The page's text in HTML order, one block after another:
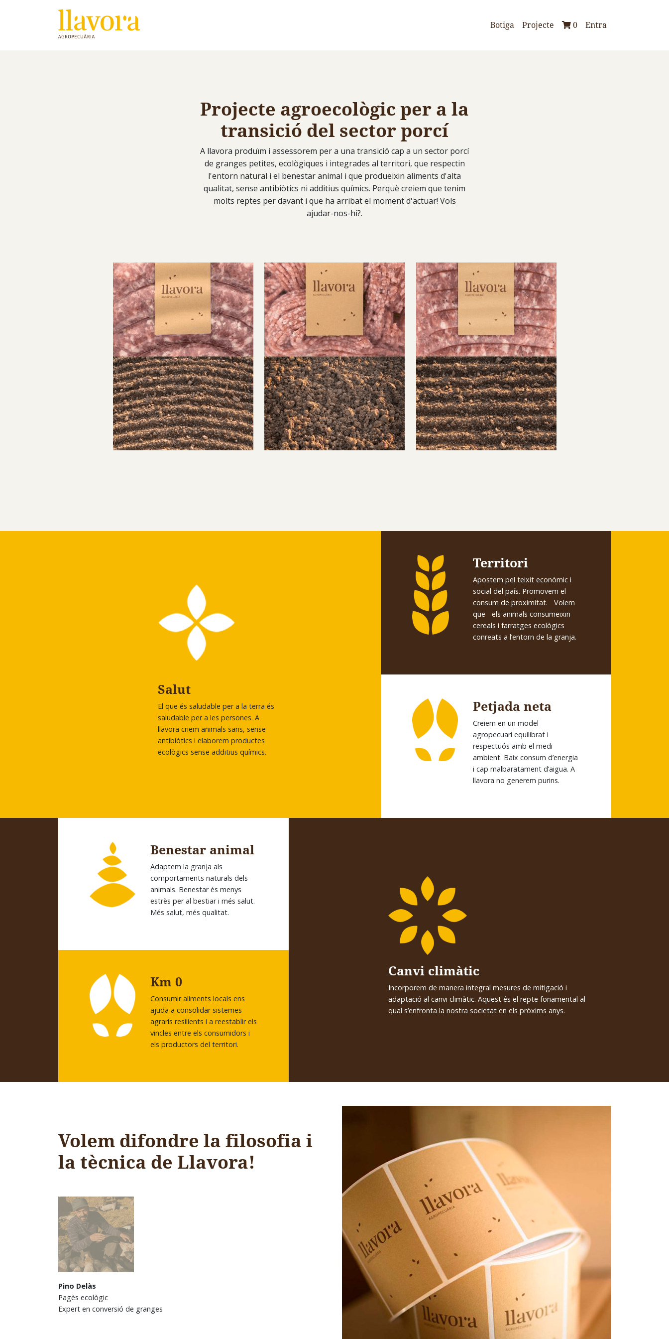
Botiga Projecte 0 Entra
Projecte agroecològic per a la
transició del sector porcí
A llavora produïm i assessorem per a una transició cap a un sector porcí
de granges petites, ecològiques i integrades al territori, que respectin
l'entorn natural i el benestar animal i que produeixin aliments d'alta
qualitat, sense antibiòtics ni additius químics. Perquè creiem que tenim
molts reptes per davant i que ha arribat el moment d'actuar! Vols
ajudar-nos-hi?.
Salut
El que és saludable per a la terra és
saludable per a les persones. A
llavora criem animals sans, sense
antibiòtics i elaborem productes
ecològics sense additius químics.
Territori
Apostem pel teixit econòmic i
social del país. Promovem el
consum de proximitat. Volem
que els animals consumeixin
cereals i farratges ecològics
conreats a l’entorn de la granja.
Petjada neta
Creiem en un model
agropecuari equilibrat i
respectuós amb el medi
ambient. Baix consum d’energia
i cap malbaratament d’aigua. A
llavora no generem purins.
Benestar animal
Adaptem la granja als
comportaments naturals dels
animals. Benestar és menys
estrès per al bestiar i més salut.
Més salut, més qualitat.
Km 0
Consumir aliments locals ens
ajuda a consolidar sistemes
agraris resilients i a reestablir els
vincles entre els consumidors i
els productors del territori.
Canvi climàtic
Incorporem de manera integral mesures de mitigació i
adaptació al canvi climàtic. Aquest és el repte fonamental al
qual s’enfronta la nostra societat en els pròxims anys.
Volem difondre la filosofia i
la tècnica de Llavora!
Pino Delàs
Pagès ecològic
Expert en conversió de granges